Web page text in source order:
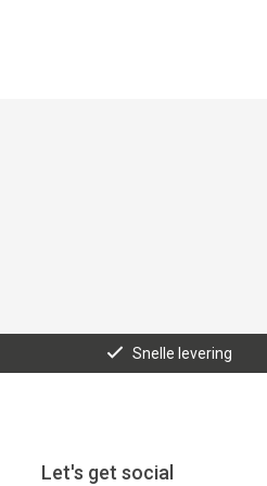
Snelle levering
Let's get social